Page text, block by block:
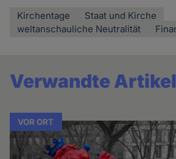
Kirchentage
Staat und Kirche
weltanschauliche Neutralität
Verwandte
VOR ORT